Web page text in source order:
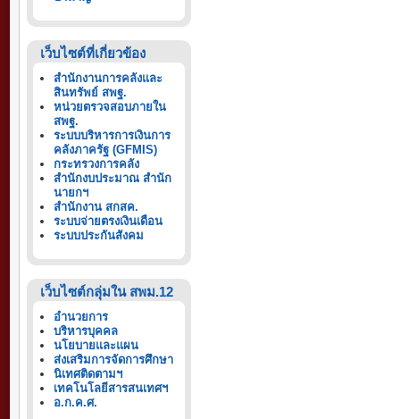
เว็บไซต์ที่เกี่ยวข้อง
สำนักงานการคลังและ
สินทรัพย์ สพฐ.
หน่วยตรวจสอบภายใน
สพฐ.
ระบบบริหารการเงินการ
คลังภาครัฐ (GFMIS)
กระทรวงการคลัง
สำนักงบประมาณ สำนัก
นายกฯ
สำนักงาน สกสค.
ระบบจ่ายตรงเงินเดือน
ระบบประกันสังคม
เว็บไซต์กลุ่มใน สพม.12
อำนวยการ
บริหารบุคคล
นโยบายและแผน
ส่งเสริมการจัดการศึกษา
นิเทศติดตามฯ
เทคโนโลยีสารสนเทศฯ
อ.ก.ค.ศ.